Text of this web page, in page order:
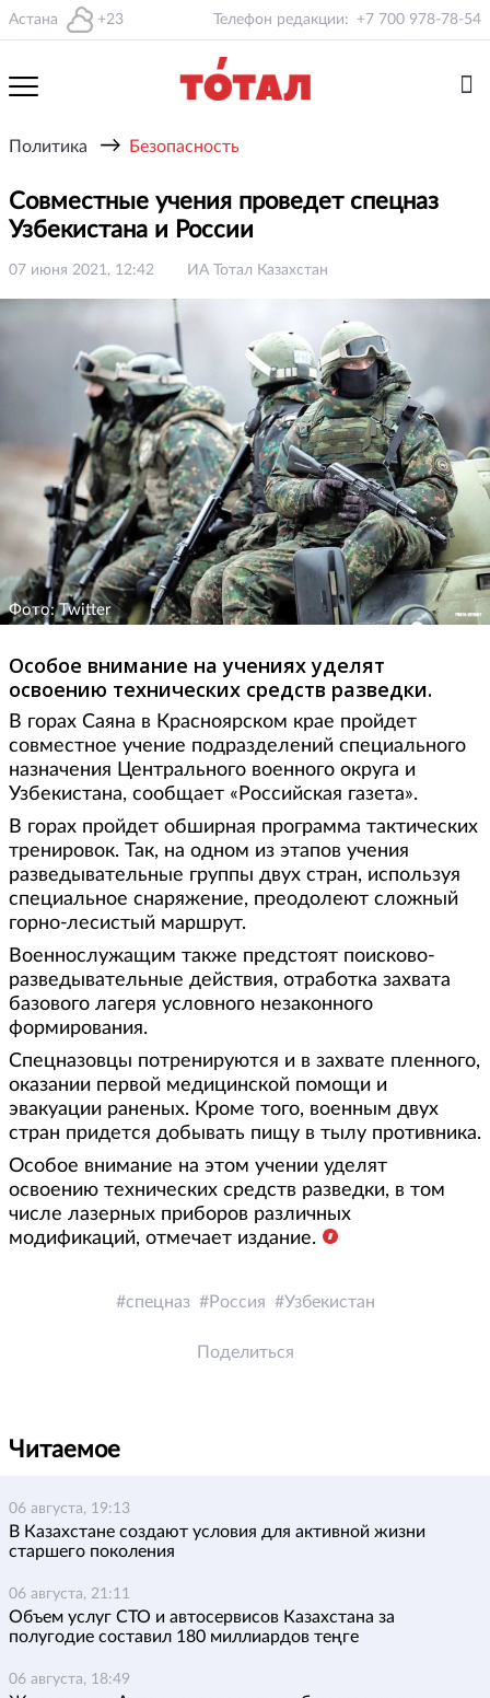
Астана +23 Телефон редакции: +7 700 978-78-54
Политика → Безопасность
Совместные учения проведет спецназ
Узбекистана и России
07 июня 2021, 12:42 ИА Тотал Казахстан
Фото: Twitter
Особое внимание на учениях уделят
освоению технических средств разведки.
В горах Саяна в Красноярском крае пройдет
совместное учение подразделений специального
назначения Центрального военного округа и
Узбекистана, сообщает «Российская газета».
В горах пройдет обширная программа тактических
тренировок. Так, на одном из этапов учения
разведывательные группы двух стран, используя
специальное снаряжение, преодолеют сложный
горно-лесистый маршрут.
Военнослужащим также предстоят поисково-
разведывательные действия, отработка захвата
базового лагеря условного незаконного
формирования.
Спецназовцы потренируются и в захвате пленного,
оказании первой медицинской помощи и
эвакуации раненых. Кроме того, военным двух
стран придется добывать пищу в тылу противника.
Особое внимание на этом учении уделят
освоению технических средств разведки, в том
числе лазерных приборов различных
модификаций, отмечает издание.
спецназ Россия Узбекистан
Поделиться
Читаемое
06 августа, 19:13
В Казахстане создают условия для активной жизни
старшего поколения
06 августа, 21:11
Объем услуг СТО и автосервисов Казахстана за
полугодие составил 180 миллиардов теңге
06 августа, 18:49